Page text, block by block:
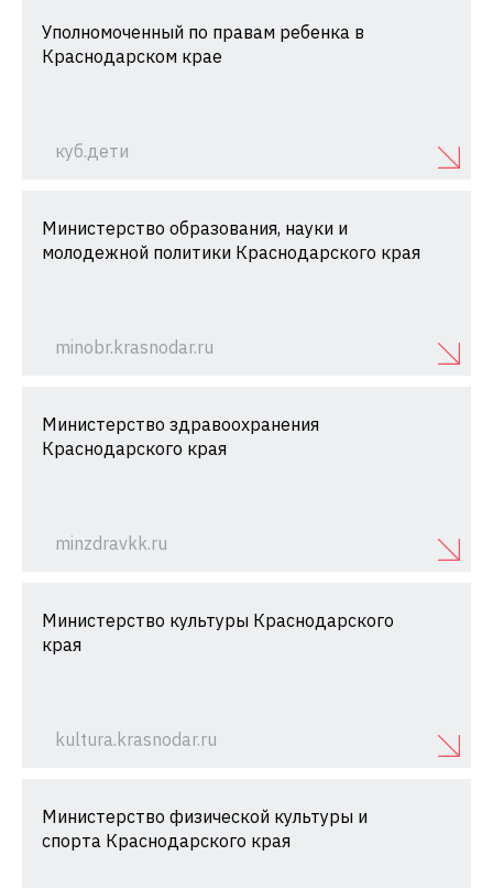
Уполномоченный по правам ребенка в
Краснодарском крае
куб.дети
Министерство образования, науки и
молодежной политики Краснодарского края
minobr.krasnodar.ru
Министерство здравоохранения
Краснодарского края
minzdravkk.ru
Министерство культуры Краснодарского
края
kultura.krasnodar.ru
Министерство физической культуры и
спорта Краснодарского края